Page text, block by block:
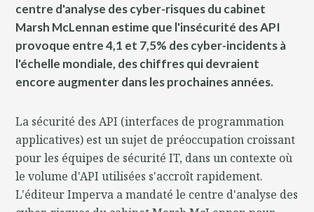
centre d'analyse des cyber-risques du cabinet
Marsh McLennan estime que l'insécurité des API
provoque entre 4,1 et 7,5% des cyber-incidents à
l'échelle mondiale, des chiffres qui devraient
encore augmenter dans les prochaines années.
La sécurité des API (interfaces de programmation
applicatives) est un sujet de préoccupation croissant
pour les équipes de sécurité IT, dans un contexte où
le volume d'API utilisées s'accroît rapidement.
L'éditeur Imperva a mandaté le centre d'analyse des